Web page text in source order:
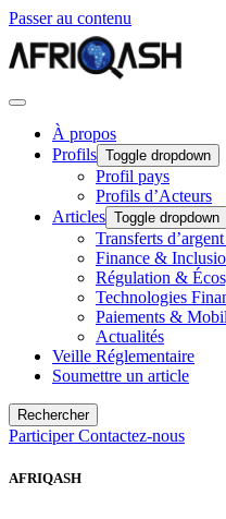
Passer au contenu
À propos
Profils Toggle dropdown
Profil pays
Profils d’Acteurs
Articles Toggle dropdown
Transferts
Finance &
Régulation &
Technologies
Paiements &
Actualités
Veille Réglementaire
Soumettre un article
Rechercher
ParticiperContactez-nous
AFRIQASH